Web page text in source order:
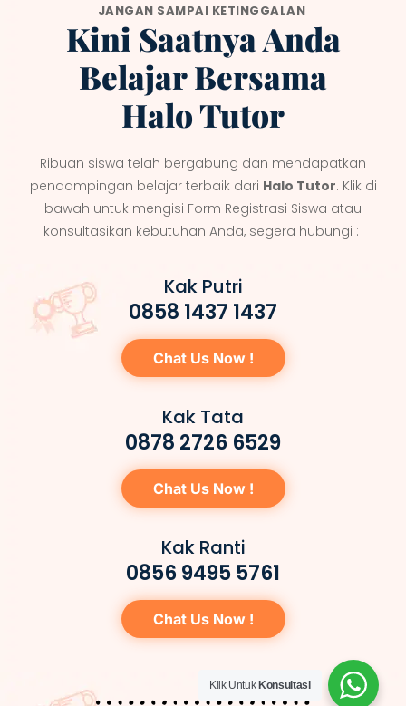
JANGAN SAMPAI KETINGGALAN
Kini Saatnya Anda
Belajar Bersama
Halo Tutor
Ribuan siswa telah bergabung dan mendapatkan
pendampingan belajar terbaik dari Halo Tutor. Klik di
bawah untuk mengisi Form Registrasi Siswa atau
konsultasikan kebutuhan Anda, segera hubungi :
Kak Putri
0858 1437 1437
Chat Us Now !
Kak Tata
0878 2726 6529
Chat Us Now !
Kak Ranti
0856 9495 5761
Chat Us Now !
Klik Untuk Konsultasi